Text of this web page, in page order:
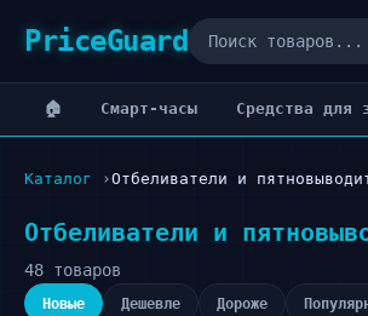
PriceGuard
🏠 Cмарт-часы Cредства для
Каталог Отбеливатели и
Отбеливатели и
48 товаров
Новые Дешевле Дороже